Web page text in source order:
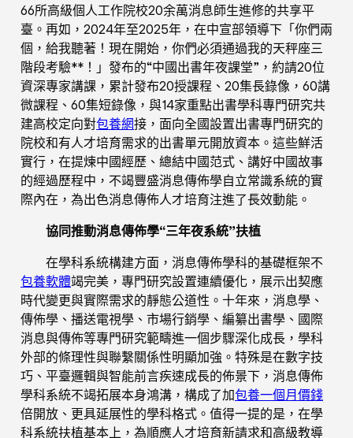
66所高級個人工作院校20余萬消息師生進修的共享平
臺。再如，2024年至2025年，在中宣部領導下「你們兩
個，給我聽著！現在開始，你們必須通過我的天秤座三
階段考驗**！」發布的“中國出書年夜課堂”，約請20位
資深專家講課，累計發布20授課程、20集長錄像，60講
微課程、60集短錄像，與14家重點出書學科專門研究共
建高校定向對包養網接，面向全國設置出書專門研究的
院校和有人才培育需求的出書單元開放資本。這些鮮活
實行，在提煉中國經歷、總結中國范式、講好中國故事
的經過歷程中，不竭豐盛消息傳佈學自立常識系統的實
際內在，為出色消息傳佈人才培育注進了長效動能。
協同推動消息傳佈學“三年夜系統”扶植
在學科系統構建方面，消息傳佈學科的基礎框架不
包養軟體竭完美，專門研究設置連續優化，展示出契應
時代變更與實際需求的靜態公道性。十年來，消息學、
傳佈學、播送電視學、市場行銷學、編纂出書學、國際
消息與傳佈等專門研究範疇進一個步驟深化成長，學科
外部的條理性與聯繫關係性明顯加強。特殊是在數字技
巧、平臺邏輯與智能前言疾速成長的佈景下，消息傳佈
學科系統不竭拓展本身鴻溝，構成了加包養一個月價錢
倍開放、更具延展性的學科格式。值得一提的是，在學
科系統扶植基本上，為順應人才培育新請求和高級教導